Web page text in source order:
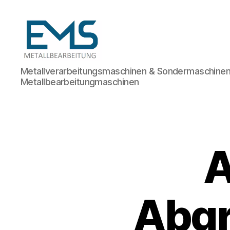
Maschinen-
und
Anlagenbau
Metallverarbeitungsmaschinen &
Metallbearbeitungmaschinen